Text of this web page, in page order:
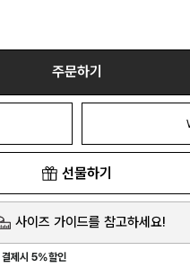
주문하기
선물하기
사이즈 가이드를 참고하세요!
결제시 5%할인